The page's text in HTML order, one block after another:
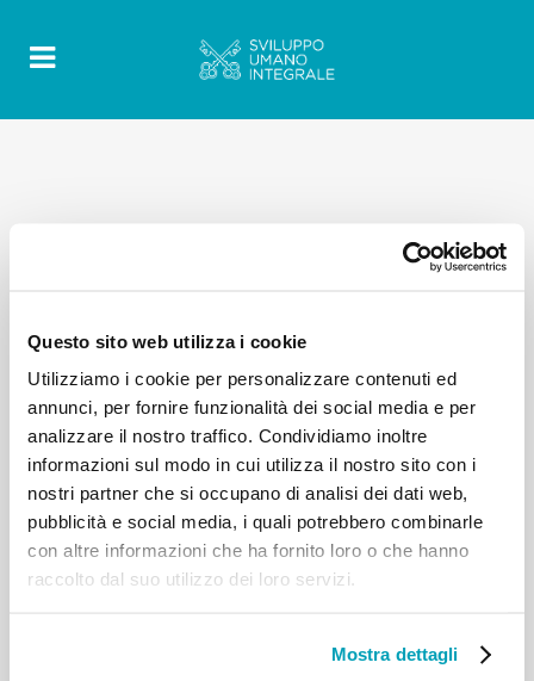
Questo sito web utilizza i cookie
Utilizziamo i cookie per personalizzare contenuti ed
annunci, per fornire funzionalità dei social media e per
analizzare il nostro traffico. Condividiamo inoltre
informazioni sul modo in cui utilizza il nostro sito con i
nostri partner che si occupano di analisi dei dati web,
pubblicità e social media, i quali potrebbero combinarle
con altre informazioni che ha fornito loro o che hanno
raccolto dal suo utilizzo dei loro servizi.
Mostra dettagli